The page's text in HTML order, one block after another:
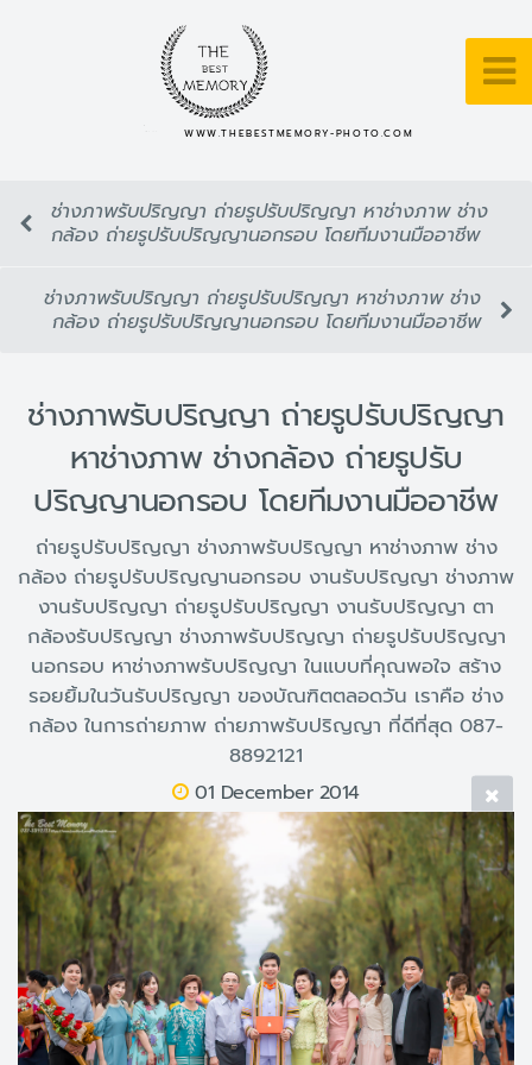
WWW.THEBESTMEMORY-PHOTO.COM
ช่างภาพรับปริญญา ถ่ายรูปรับปริญญา หาช่างภาพ ช่าง
กล้อง ถ่ายรูปรับปริญญานอกรอบ โดยทีมงานมืออาชีพ
ช่างภาพรับปริญญา ถ่ายรูปรับปริญญา หาช่างภาพ ช่าง
กล้อง ถ่ายรูปรับปริญญานอกรอบ โดยทีมงานมืออาชีพ
ช่างภาพรับปริญญา ถ่ายรูปรับปริญญา
หาช่างภาพ ช่างกล้อง ถ่ายรูปรับ
ปริญญานอกรอบ โดยทีมงานมืออาชีพ
ถ่ายรูปรับปริญญา ช่างภาพรับปริญญา หาช่างภาพ ช่าง
กล้อง ถ่ายรูปรับปริญญานอกรอบ งานรับปริญญา ช่างภาพ
งานรับปริญญา ถ่ายรูปรับปริญญา งานรับปริญญา ตา
กล้องรับปริญญา ช่างภาพรับปริญญา ถ่ายรูปรับปริญญา
นอกรอบ หาช่างภาพรับปริญญา ในแบบที่คุณพอใจ สร้าง
รอยยิ้มในวันรับปริญญา ของบัณฑิตตลอดวัน เราคือ ช่าง
กล้อง ในการถ่ายภาพ ถ่ายภาพรับปริญญา ที่ดีที่สุด 087-
8892121
01 December 2014